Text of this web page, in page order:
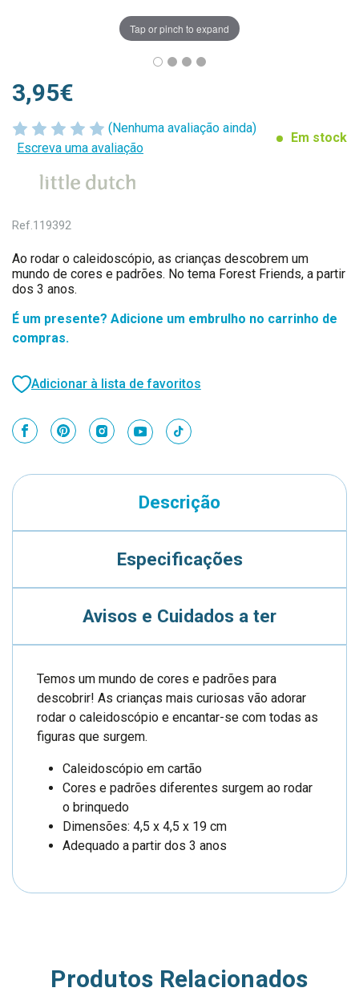
Tap or pinch to expand
(Nenhuma avaliação ainda)
Escreva uma avaliação
Em stock
3,95€
Ref.119392
Ao rodar o caleidoscópio, as crianças descobrem um
mundo de cores e padrões. No tema Forest Friends, a partir
dos 3 anos.
É um presente? Adicione um embrulho no carrinho de
compras.
Adicionar à lista de favoritos
Descrição
Especificações
Avisos e Cuidados a ter
Temos um mundo de cores e padrões para
descobrir! As crianças mais curiosas vão adorar
rodar o caleidoscópio e encantar-se com todas as
figuras que surgem.
Caleidoscópio em cartão
Cores e padrões diferentes surgem ao rodar
o brinquedo
Dimensões: 4,5 x 4,5 x 19 cm
Adequado a partir dos 3 anos
Produtos Relacionados